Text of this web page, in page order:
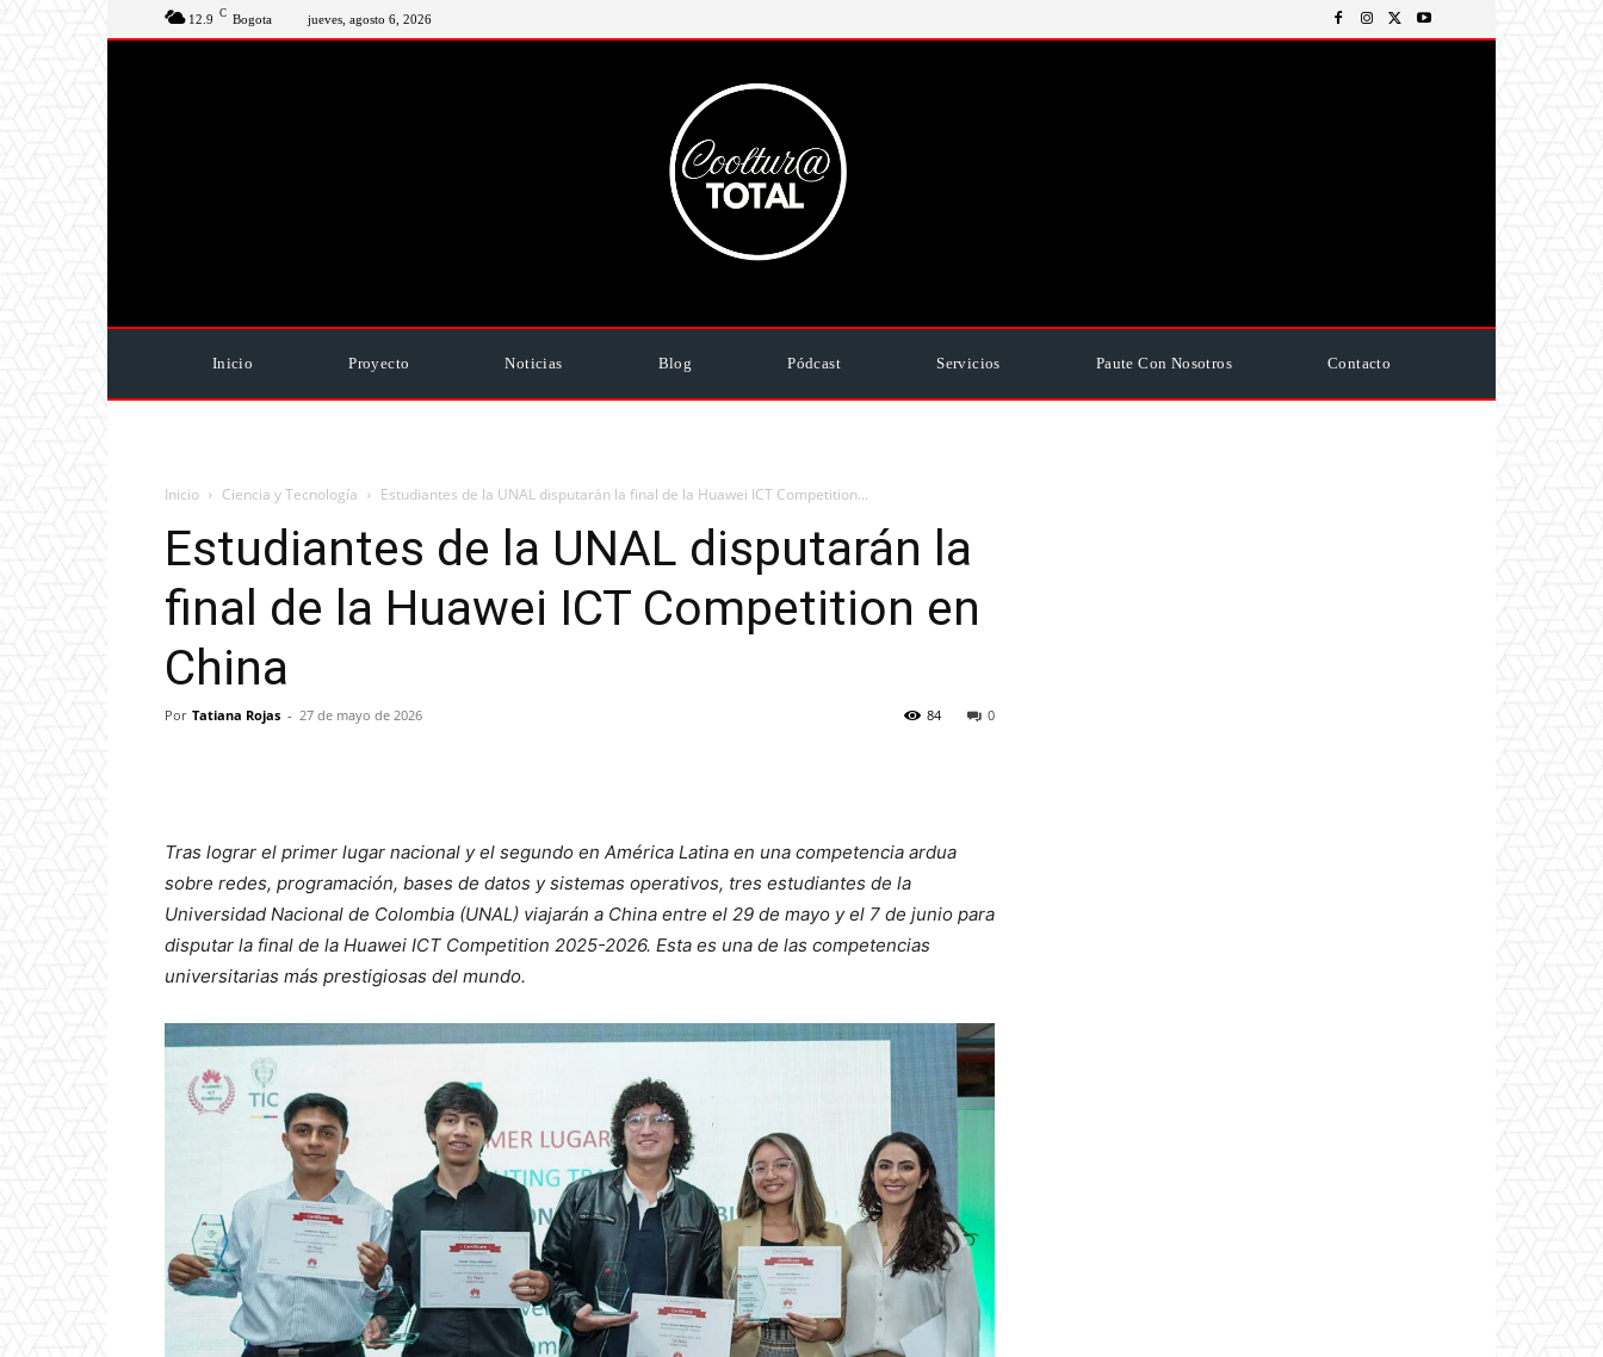
12.9 C Bogota jueves, agosto 6, 2026
Inicio Proyecto Noticias Blog Pódcast Servicios Paute Con Nosotros Contacto
Inicio Ciencia y Tecnología Estudiantes de la UNAL disputarán la final de la Huawei ICT Competition...
Estudiantes de la UNAL disputarán la
final de la Huawei ICT Competition en
China
Por Tatiana Rojas - 27 de mayo de 2026 0
84
Tras lograr el primer lugar nacional y el segundo en América Latina en una competencia ardua
sobre redes, programación, bases de datos y sistemas operativos, tres estudiantes de la
Universidad Nacional de Colombia (UNAL) viajarán a China entre el 29 de mayo y el 7 de junio para
disputar la final de la Huawei ICT Competition 2025-2026. Esta es una de las competencias
universitarias más prestigiosas del mundo.